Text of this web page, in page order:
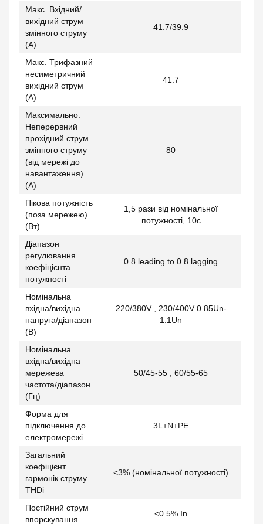
Макс. Вхідний/
вихідний струм
змінного струму
(А)
41.7/39.9
Макс. Трифазний
несиметричний
вихідний струм
(А)
41.7
Максимально.
Неперервний
прохідний струм
змінного струму
(від мережі до
навантаження)
(А)
80
Пікова потужність
(поза мережею)
(Вт)
1,5 рази від номінальної
потужності, 10с
Діапазон
регулювання
коефіцієнта
потужності
0.8 leading to 0.8 lagging
Номінальна
вхідна/вихідна
напруга/діапазон
(В)
220/380V , 230/400V 0.85Un-
1.1Un
Номінальна
вхідна/вихідна
мережева
частота/діапазон
(Гц)
50/45-55 , 60/55-65
Форма для
підключення до
електромережі
3L+N+PE
Загальний
коефіцієнт
гармонік струму
THDi
<3% (номінальної потужності)
Постійний струм
впорскування
<0.5% In